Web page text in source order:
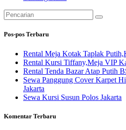
Pencarian
untuk:
Pos-pos Terbaru
Rental Meja Kotak Taplak
Rental Kursi Tiffany,Meja VIP
Rental Tenda Bazar Atap Putih
Sewa Panggung Cover Karpet
Jakarta
Sewa Kursi Susun Polos Jakarta
Komentar Terbaru